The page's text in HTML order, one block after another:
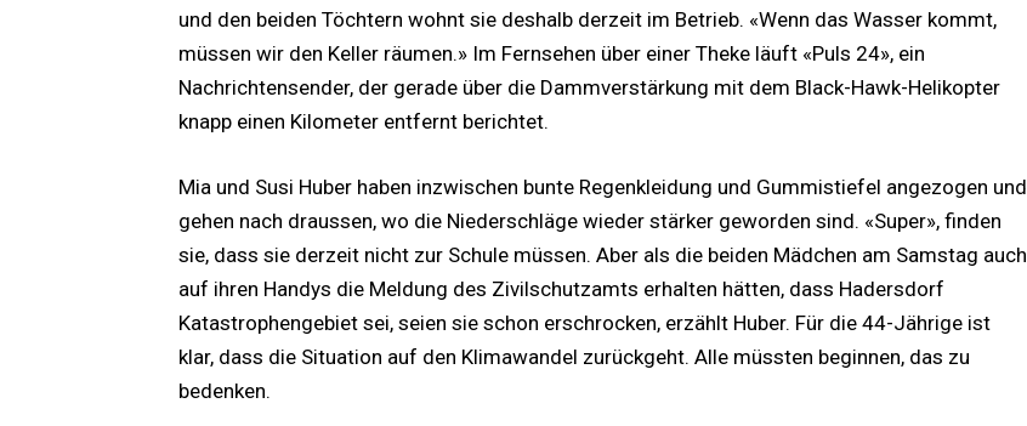
und den beiden Töchtern wohnt sie deshalb derzeit im Betrieb. «Wenn das Wasser kommt,
müssen wir den Keller räumen.» Im Fernsehen über einer Theke läuft «Puls 24», ein
Nachrichtensender, der gerade über die Dammverstärkung mit dem Black-Hawk-Helikopter
knapp einen Kilometer entfernt berichtet.
Mia und Susi Huber haben inzwischen bunte Regenkleidung und Gummistiefel angezogen und
gehen nach draussen, wo die Niederschläge wieder stärker geworden sind. «Super», finden
sie, dass sie derzeit nicht zur Schule müssen. Aber als die beiden Mädchen am Samstag auch
auf ihren Handys die Meldung des Zivilschutzamts erhalten hätten, dass Hadersdorf
Katastrophengebiet sei, seien sie schon erschrocken, erzählt Huber. Für die 44-Jährige ist
klar, dass die Situation auf den Klimawandel zurückgeht. Alle müssten beginnen, das zu
bedenken.